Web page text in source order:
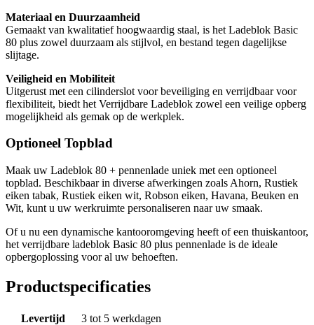
Materiaal en Duurzaamheid
Gemaakt van kwalitatief hoogwaardig staal, is het Ladeblok Basic
80 plus zowel duurzaam als stijlvol, en bestand tegen dagelijkse
slijtage.
Veiligheid en Mobiliteit
Uitgerust met een cilinderslot voor beveiliging en verrijdbaar voor
flexibiliteit, biedt het Verrijdbare Ladeblok zowel een veilige opberg
mogelijkheid als gemak op de werkplek.
Optioneel Topblad
Maak uw Ladeblok 80 + pennenlade uniek met een optioneel
topblad. Beschikbaar in diverse afwerkingen zoals Ahorn, Rustiek
eiken tabak, Rustiek eiken wit, Robson eiken, Havana, Beuken en
Wit, kunt u uw werkruimte personaliseren naar uw smaak.
Of u nu een dynamische kantooromgeving heeft of een thuiskantoor,
het verrijdbare ladeblok Basic 80 plus pennenlade is de ideale
opbergoplossing voor al uw behoeften.
Productspecificaties
Levertijd
3 tot 5 werkdagen